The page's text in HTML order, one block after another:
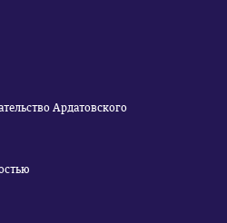
Ардатовского